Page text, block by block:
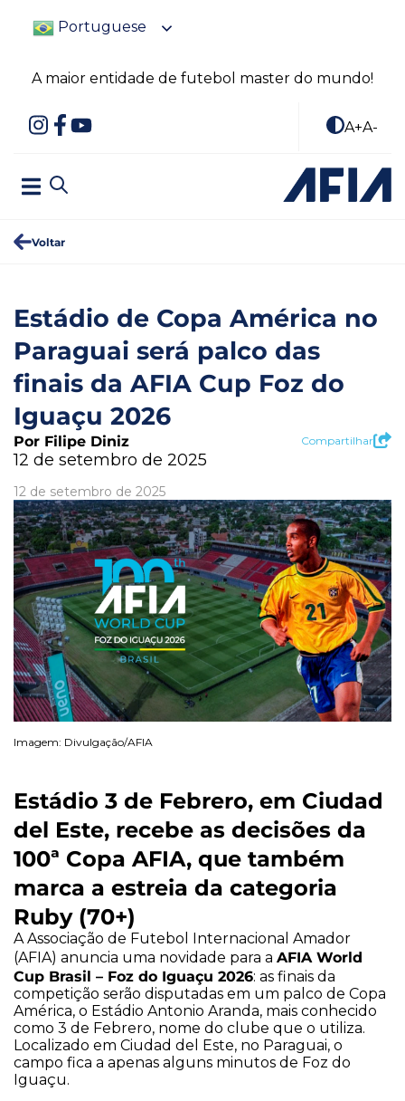
Portuguese
A maior entidade de futebol master do mundo!
A+A-
Voltar
Estádio de Copa América no
Paraguai será palco das
finais da AFIA Cup Foz do
Iguaçu 2026
Por Filipe Diniz
12 de setembro de 2025
12 de setembro de 2025
Compartilhar
Imagem: Divulgação/AFIA
Estádio 3 de Febrero, em Ciudad
del Este, recebe as decisões da
100ª Copa AFIA, que também
marca a estreia da categoria
Ruby (70+)
A Associação de Futebol Internacional Amador
(AFIA) anuncia uma novidade para a AFIA World
Cup Brasil – Foz do Iguaçu 2026: as finais da
competição serão disputadas em um palco de Copa
América, o Estádio Antonio Aranda, mais conhecido
como 3 de Febrero, nome do clube que o utiliza.
Localizado em Ciudad del Este, no Paraguai, o
campo fica a apenas alguns minutos de Foz do
Iguaçu.